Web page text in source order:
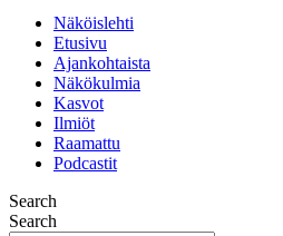
Näköislehti
Etusivu
Ajankohtaista
Näkökulmia
Kasvot
Ilmiöt
Raamattu
Podcastit
Search
Search